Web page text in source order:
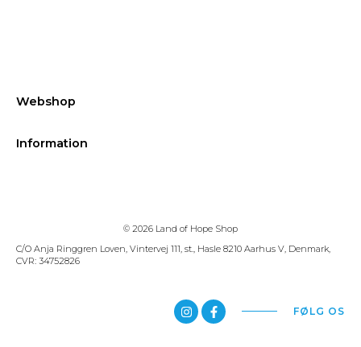
Webshop
Information
© 2026 Land of Hope Shop
C/O Anja Ringgren Loven, Vintervej 111, st., Hasle ​8210 Aarhus V, Denmark,
CVR: 34752826
FØLG OS